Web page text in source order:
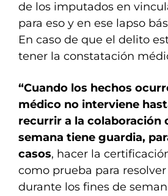
de los imputados en
para eso y en ese lapso
En caso de que el delito
tener la constatación
“Cuando los hechos
médico no interviene
recurrir a la colaboración
semana tiene guardia,
casos, hacer la
como prueba para
durante los fines de